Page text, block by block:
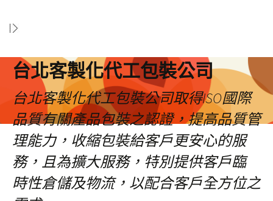
台北客製化代工包裝公司
台北客製化代工包裝公司取得ISO國際
品質有關產品包裝之認證，提高品質管
理能力，收縮包裝給客戶更安心的服
務，且為擴大服務，特別提供客戶臨
時性倉儲及物流，以配合客戶全方位之